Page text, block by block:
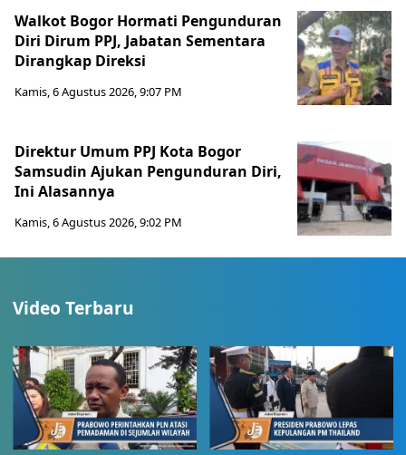
Walkot Bogor Hormati Pengunduran
Diri Dirum PPJ, Jabatan Sementara
Dirangkap Direksi
Kamis, 6 Agustus 2026, 9:07 PM
Direktur Umum PPJ Kota Bogor
Samsudin Ajukan Pengunduran Diri,
Ini Alasannya
Kamis, 6 Agustus 2026, 9:02 PM
Video Terbaru